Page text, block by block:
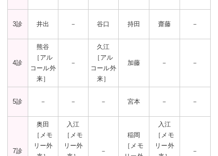
3診 井出 － 谷口 持田 齋藤 －
4診
熊谷
［アル
コール外
来］
－
久江
［アル
コール外
来］
加藤 － －
5診 － － － 宮本 － －
7診
奥田
［メモ
リー外
入江
［メモ
リー外
－
稲岡
［メモ
入江
［メモ
リー外
－